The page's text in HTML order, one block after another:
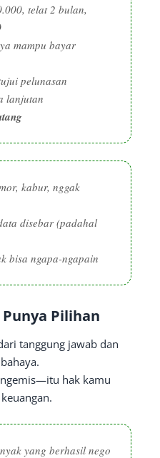
telat 2 bulan,
mampu bayar
pelunasan
lanjutan
kabur, nggak
disebar (padahal
bisa ngapa-ngapain
Pilihan
tanggung jawab dan
hak kamu
yang berhasil nego